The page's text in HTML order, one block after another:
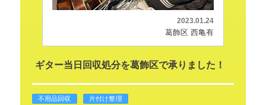
2023.01.24
葛飾区 西亀有
ギター当日回収処分を葛飾区で承りました！
不用品回収 片付け整理